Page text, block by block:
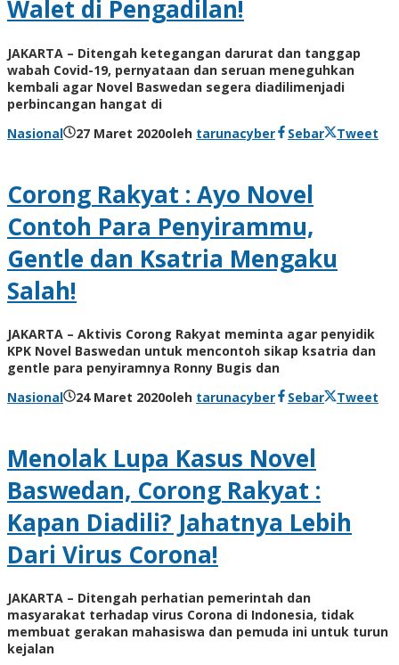
Walet di Pengadilan!
JAKARTA – Ditengah ketegangan darurat dan tanggap
wabah Covid-19, pernyataan dan seruan meneguhkan
kembali agar Novel Baswedan segera diadilimenjadi
perbincangan hangat di
Nasional
27 Maret 2020oleh tarunacyber Sebar Tweet
Corong Rakyat : Ayo Novel
Contoh Para Penyirammu,
Gentle dan Ksatria Mengaku
Salah!
JAKARTA – Aktivis Corong Rakyat meminta agar penyidik
KPK Novel Baswedan untuk mencontoh sikap ksatria dan
gentle para penyiramnya Ronny Bugis dan
Nasional
24 Maret 2020oleh tarunacyber Sebar Tweet
Menolak Lupa Kasus Novel
Baswedan, Corong Rakyat :
Kapan Diadili? Jahatnya Lebih
Dari Virus Corona!
JAKARTA – Ditengah perhatian pemerintah dan
masyarakat terhadap virus Corona di Indonesia, tidak
membuat gerakan mahasiswa dan pemuda ini untuk turun
kejalan